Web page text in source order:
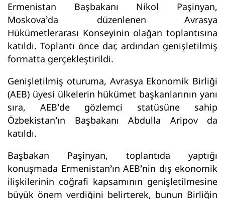
Ermenistan Başbakanı Nikol Paşinyan,
Moskova’da düzenlenen Avrasya
Hükümetlerarası Konseyinin olağan toplantısına
katıldı. Toplantı önce dar, ardından genişletilmiş
formatta gerçekleştirildi.
Genişletilmiş oturuma, Avrasya Ekonomik Birliği
(AEB) üyesi ülkelerin hükümet başkanlarının yanı
sıra, AEB’de gözlemci statüsüne sahip
Özbekistan’ın Başbakanı Abdulla Aripov da
katıldı.
Başbakan Paşinyan, toplantıda yaptığı
konuşmada Ermenistan’ın AEB’nin dış ekonomik
ilişkilerinin coğrafi kapsamının genişletilmesine
büyük önem verdiğini belirterek, bunun Birliğin